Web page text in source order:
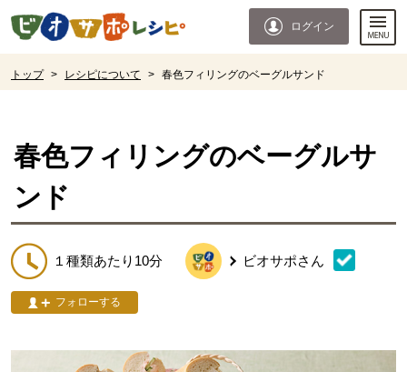
ページの先頭です。
ログイン
トップ > レシピについて > 春色フィリングのベーグルサンド
春色フィリングのベーグルサ
ンド
１種類あたり10分 ビオサポさん
フォローする